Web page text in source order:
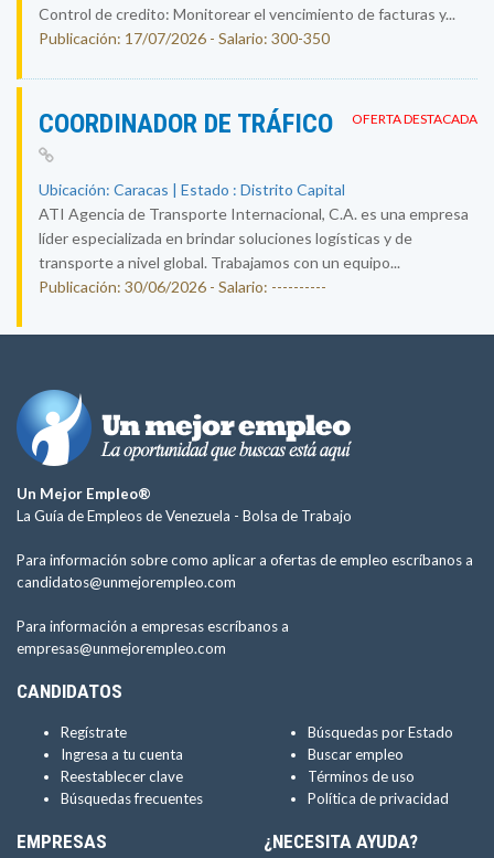
Control de credito: Monitorear el vencimiento de facturas y...
Publicación: 17/07/2026 - Salario: 300-350
OFERTA DESTACADA
COORDINADOR DE TRÁFICO
Ubicación: Caracas | Estado : Distrito Capital
ATI Agencia de Transporte Internacional, C.A. es una empresa
líder especializada en brindar soluciones logísticas y de
transporte a nivel global. Trabajamos con un equipo...
Publicación: 30/06/2026 - Salario: ----------
Un Mejor Empleo®
La Guía de Empleos de Venezuela - Bolsa de Trabajo
Para información sobre como aplicar a ofertas de empleo escríbanos a
candidatos@unmejorempleo.com
Para información a empresas escríbanos a
empresas@unmejorempleo.com
CANDIDATOS
Regístrate
Ingresa a tu cuenta
Reestablecer clave
Búsquedas frecuentes
Búsquedas por Estado
Buscar empleo
Términos de uso
Política de privacidad
EMPRESAS ¿NECESITA AYUDA?